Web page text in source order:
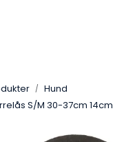
Hund
S/M 30-37cm 14cm